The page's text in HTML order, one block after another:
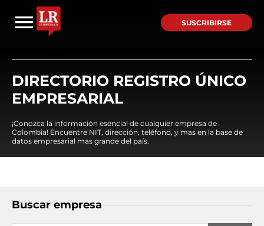
SUSCRIBIRSE
DIRECTORIO REGISTRO ÚNICO
EMPRESARIAL
¡Conozca la información esencial de cualquier empresa de
Colombia! Encuentre NIT, dirección, teléfono, y mas en la base de
datos empresarial mas grande del país.
Buscar empresa